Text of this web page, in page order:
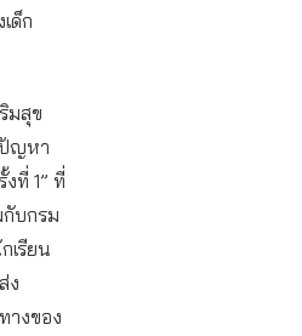
ด็ก
มสุข
ปัญหา
ที่ 1” ที่
บกรม
เรียน
ง
างของ